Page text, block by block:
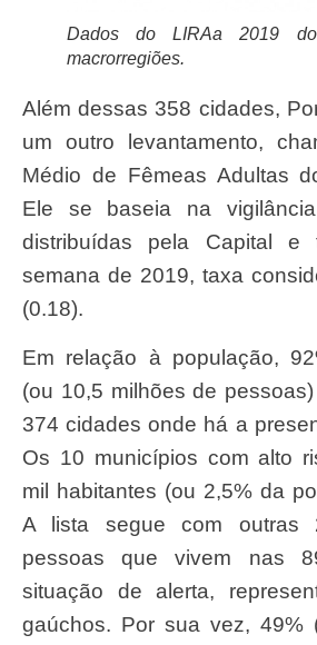
Dados do LIRAa 2019
macrorregiões.
Além dessas 358 cidades, Porto Alegre realiza
um outro levantamento,
Médio de Fêmeas Adultas
Ele se baseia na
distribuídas pela Capital e
semana de 2019, taxa
(0.18).
Em relação à população, 92% dos gaúchos
(ou 10,5 milhões de
374 cidades onde há a
Os 10 municípios com alto
mil habitantes (ou 2,5% da
A lista segue com outras
pessoas que vivem nas
situação de alerta,
gaúchos. Por sua vez, 49%